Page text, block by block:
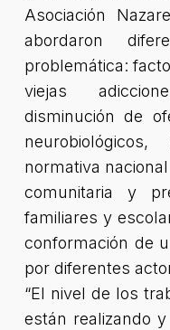
Asociación
abordaron
problemática:
viejas
disminución de
normativa
comunitaria y
familiares y
conformación de
por diferentes
“El nivel de los
están realizando